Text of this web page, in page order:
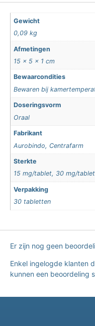
Gewicht
0,09 kg
Afmetingen
15 × 5 × 1 cm
Bewaarcondities
Bewaren bij
Doseringsvorm
Oraal
Fabrikant
Aurobindo, Centrafarm
Sterkte
15 mg/tablet, 30 mg/tablet
Verpakking
30 tabletten
Er zijn nog geen
Enkel ingelogde klanten
kunnen een beoordeling